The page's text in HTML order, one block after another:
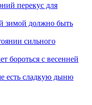
перекус для
зимой должно быть
сильного
бороться с весенней
есть сладкую дыню